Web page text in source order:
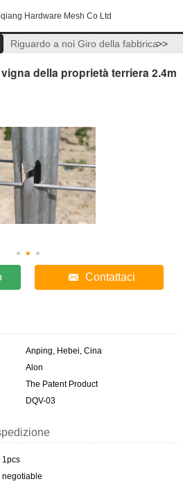
Hardware Mesh Co Ltd
Riguardo a noi Giro della fabbrica>>
della proprietà terriera 2.4m
Contattaci
Anping, Hebei, Cina
Alon
The Patent Product
DQV-03
1pcs
negotiable